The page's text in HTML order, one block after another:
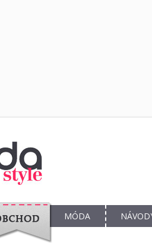
MÓDA